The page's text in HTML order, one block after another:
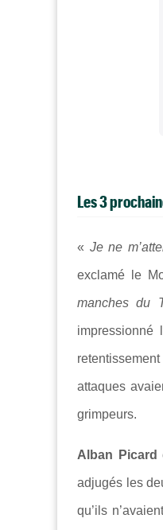
Les 3
« Je ne
exclamé le
manches du
attaques
grimpeurs.
Alban Picard
adjugés les
qu’ils